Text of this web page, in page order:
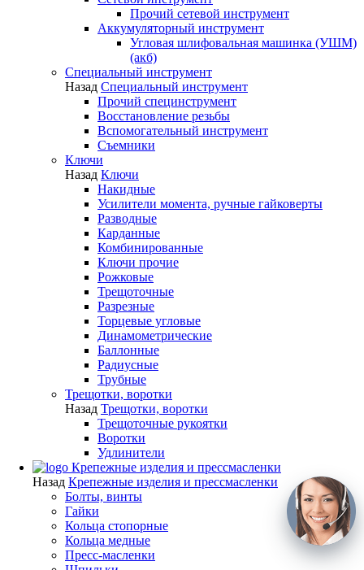
Прочий сетевой инструмент
Аккумуляторный инструмент
Угловая шлифовальная машинка (УШМ)
(акб)
Специальный инструмент
Назад Специальный инструмент
Прочий специнструмент
Восстановление резьбы
Вспомогательный инструмент
Съемники
Ключи
Назад Ключи
Накидные
Усилители момента, ручные гайковерты
Разводные
Карданные
Комбинированные
Ключи прочие
Рожковые
Трещоточные
Разрезные
Торцевые угловые
Динамометрические
Баллонные
Радиусные
Трубные
Трещотки, воротки
Назад Трещотки, воротки
Трещоточные рукоятки
Воротки
Удлинители
Крепежные изделия и прессмасленки
Назад Крепежные изделия и прессмасленки
Болты, винты
Гайки
Кольца стопорные
Кольца медные
Пресс-масленки